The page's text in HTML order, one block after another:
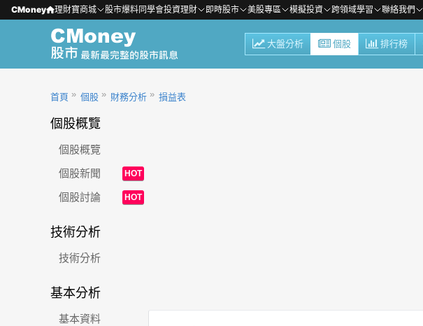
CMoney 理財寶商城 股市爆料同學會投資理財 即時股市 美股專區 模擬投資 跨領域學習 聯絡我們
大盤分析 個股 排行榜
首頁 個股 財務分析 損益表
個股概覽
個股概覽
個股新聞
HOT
個股討論 HOT
技術分析
技術分析
基本分析
基本資料